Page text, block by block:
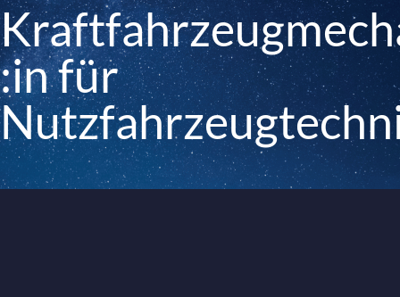
:in für